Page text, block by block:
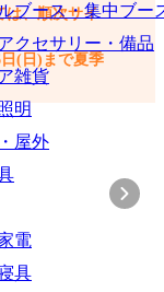
ブース・集中ブー
クセサリー・備品
雑貨
明
屋外
電
具
は、順次サイ
(日)まで夏季